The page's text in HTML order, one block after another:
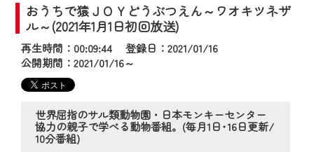
おうちで猿ＪＯＹどうぶつえん～ワオキツネザ
ル～(2021年1月1日初回放送)
再生時間：00:09:44 登録日：2021/01/16
公開期間：2021/01/16～
世界屈指のサル類動物園・日本モンキーセンター
協力の親子で学べる動物番組。(毎月1日･16日更新/
10分番組)
【変更点】
◆デザイン変更により、お住まいの地域
の動画コンテンツが一目瞭然。
◆当社アプリやＰＣブラウザから、いつ
でも・どこでも・外出先でも！
CCNetサービスエリア20市町の地域情報
番組をご視聴いただけます！